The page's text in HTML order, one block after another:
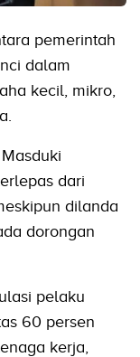
pemerintah
dalam
kecil, mikro,
dari
dilanda
dorongan
pelaku
60 persen
kerja,